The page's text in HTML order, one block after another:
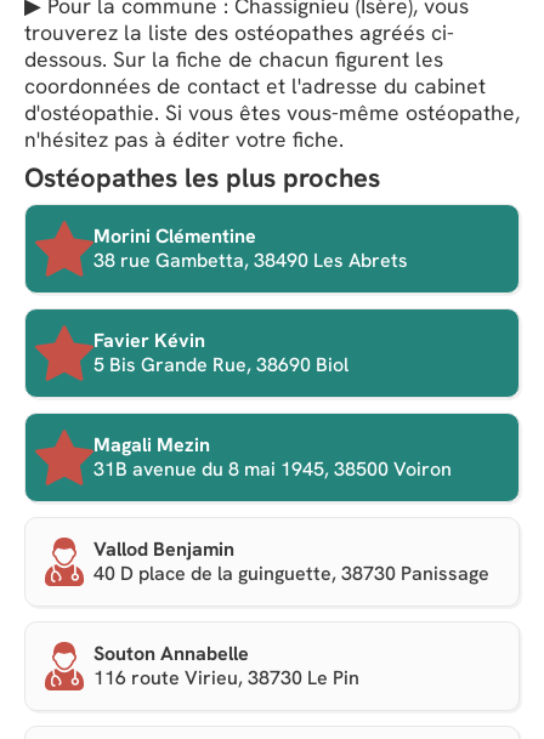
trouverez la liste des ostéopathes agréés ci-
dessous. Sur la fiche de chacun figurent les
coordonnées de contact et l'adresse du cabinet
d'ostéopathie. Si vous êtes vous-même ostéopathe,
n'hésitez pas à éditer votre fiche.
Ostéopathes les plus proches
Morini Clémentine
38 rue Gambetta, 38490 Les Abrets
Favier Kévin
5 Bis Grande Rue, 38690 Biol
Magali Mezin
31B avenue du 8 mai 1945, 38500 Voiron
Vallod Benjamin
40 D place de la guinguette, 38730 Panissage
Souton Annabelle
116 route Virieu, 38730 Le Pin